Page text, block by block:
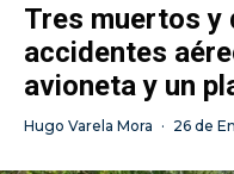
Tres muertos y
accidentes
avioneta y un
Hugo Varela Mora · 26 de